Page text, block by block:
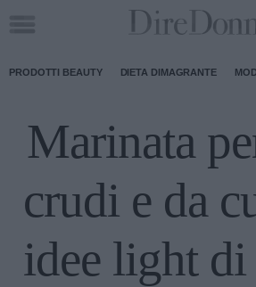
PRODOTTI BEAUTY DIETA DIMAGRANTE
Marinata
crudi e da
idee light di